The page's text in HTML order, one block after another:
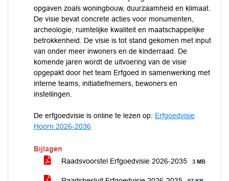
opgaven zoals woningbouw, duurzaamheid en klimaat.
De visie bevat concrete acties voor monumenten,
archeologie, ruimtelijke kwaliteit en maatschappelijke
betrokkenheid. De visie is tot stand gekomen met input
van onder meer inwoners en de kinderraad. De
komende jaren wordt de uitvoering van de visie
opgepakt door het team Erfgoed in samenwerking met
interne teams, initiatiefnemers, bewoners en
instellingen.
De erfgoedvisie is online te lezen op: Erfgoedvisie
Hoorn 2026-2036
Bijlagen
Raadsvoorstel Erfgoedvisie 2026-2035
3 MB